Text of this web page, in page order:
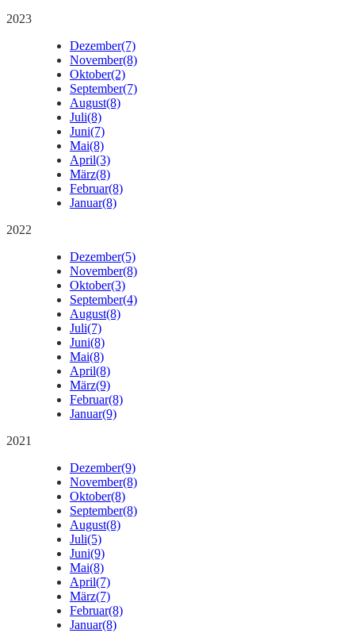
2023
Dezember(7)
November(8)
Oktober(2)
September(7)
August(8)
Juli(8)
Juni(7)
Mai(8)
April(3)
März(8)
Februar(8)
Januar(8)
2022
Dezember(5)
November(8)
Oktober(3)
September(4)
August(8)
Juli(7)
Juni(8)
Mai(8)
April(8)
März(9)
Februar(8)
Januar(9)
2021
Dezember(9)
November(8)
Oktober(8)
September(8)
August(8)
Juli(5)
Juni(9)
Mai(8)
April(7)
März(7)
Februar(8)
Januar(8)